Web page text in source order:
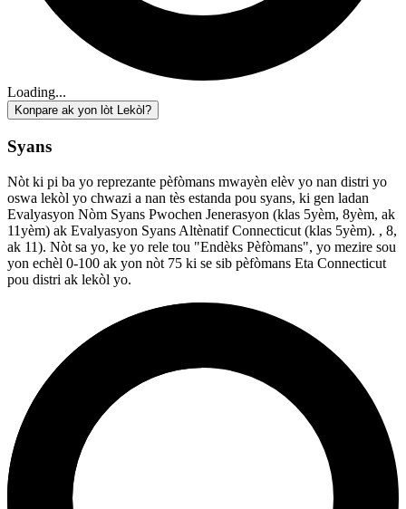
Loading...
Konpare ak yon lòt Lekòl?
Syans
Nòt ki pi ba yo reprezante pèfòmans mwayèn elèv yo nan distri yo
oswa lekòl yo chwazi a nan tès estanda pou syans, ki gen ladan
Evalyasyon Nòm Syans Pwochen Jenerasyon (klas 5yèm, 8yèm, ak
11yèm) ak Evalyasyon Syans Altènatif Connecticut (klas 5yèm). , 8,
ak 11). Nòt sa yo, ke yo rele tou "Endèks Pèfòmans", yo mezire sou
yon echèl 0-100 ak yon nòt 75 ki se sib pèfòmans Eta Connecticut
pou distri ak lekòl yo.